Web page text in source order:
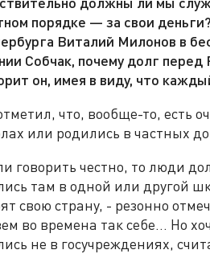
порядке — за свои
Виталий Милонов в
Собчак, почему долг
он, имея в виду, что
что, вообще-то, есть
или родились в частных
говорить честно, то люди
там в одной или другой
свою страну, - резонно
во времена так себе… Но
не в госучреждениях,